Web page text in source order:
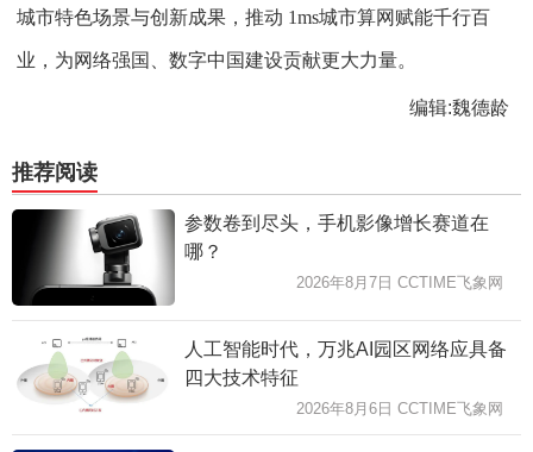
城市特色场景与创新成果，推动 1ms城市算网赋能千行百
业，为网络强国、数字中国建设贡献更大力量。
编辑:魏德龄
推荐阅读
参数卷到尽头，手机影像增长赛道在
哪？
2026年8月7日 CCTIME飞象网
人工智能时代，万兆AI园区网络应具备
四大技术特征
2026年8月6日 CCTIME飞象网